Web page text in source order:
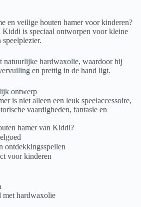
en veilige houten hamer voor kinderen?
Kiddi is speciaal ontworpen voor kleine
natuurlijke hardwaxolie, waardoor hij
en prettig in de hand ligt.
ontwerp
is niet alleen een leuk speelaccessoire,
vaardigheden, fantasie en
hamer van Kiddi?
ontdekkingsspellen
voor kinderen
met hardwaxolie